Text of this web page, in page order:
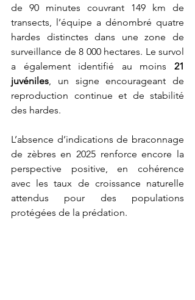
de 90 minutes couvrant 149 km de
transects, l’équipe a dénombré quatre
hardes distinctes dans une zone de
surveillance de 8 000 hectares. Le survol
a également identifié au moins 21
juvéniles, un signe encourageant de
reproduction continue et de stabilité
des hardes.
L’absence d’indications de braconnage
de zèbres en 2025 renforce encore la
perspective positive, en cohérence
avec les taux de croissance naturelle
attendus pour des populations
protégées de la prédation.